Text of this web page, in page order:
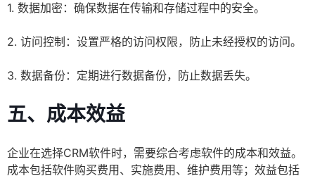
1. 数据加密：确保数据在传输和存储过程中的安全。
2. 访问控制：设置严格的访问权限，防止未经授权的访问。
3. 数据备份：定期进行数据备份，防止数据丢失。
五、成本效益
企业在选择CRM软件时，需要综合考虑软件的成本和效益。
成本包括软件购买费用、实施费用、维护费用等；效益包括